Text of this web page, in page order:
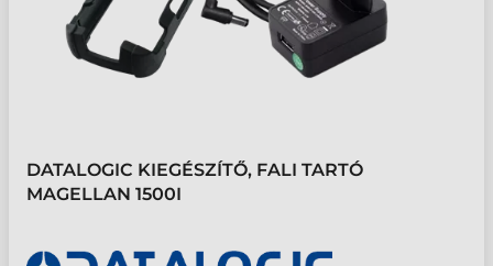
DATALOGIC KIEGÉSZÍTŐ, FALI TARTÓ
MAGELLAN 1500I